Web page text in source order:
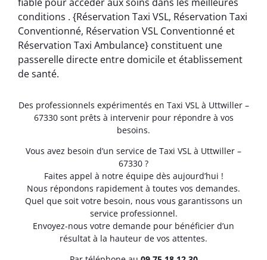
conditions . {Réservation Taxi VSL, Réservation Taxi
Conventionné, Réservation VSL Conventionné et
Réservation Taxi Ambulance} constituent une
passerelle directe entre domicile et établissement
de santé.
Des professionnels expérimentés en Taxi VSL à Uttwiller –
67330 sont prêts à intervenir pour répondre à vos
besoins.
Vous avez besoin d’un service de Taxi VSL à Uttwiller –
67330 ?
Faites appel à notre équipe dès aujourd’hui !
Nous répondons rapidement à toutes vos demandes.
Quel que soit votre besoin, nous vous garantissons un
service professionnel.
Envoyez-nous votre demande pour bénéficier d’un
résultat à la hauteur de vos attentes.